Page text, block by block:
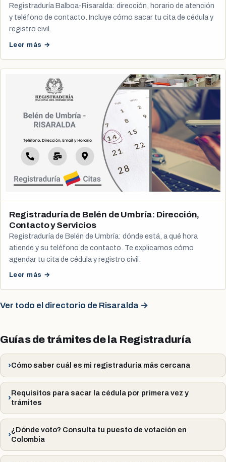
Registraduría Balboa-Risaralda: dirección, horario de atención
y teléfono de contacto. Incluye cómo sacar tu cita de cédula y
registro civil.
Leer más →
Registraduría de Belén de Umbría: Dirección,
Contacto y Servicios
Registraduría de Belén de Umbría: dónde está, a qué hora
atiende y su teléfono de contacto. Te explicamos cómo
agendar tu cita de cédula y registro civil.
Leer más →
Ver todo el directorio de Risaralda →
Guías de trámites de la Registraduría
Cómo saber cuál es mi registraduría más cercana
Requisitos para sacar la cédula por primera vez y
trámites
¿Dónde voto? Consulta tu puesto de votación en
Colombia